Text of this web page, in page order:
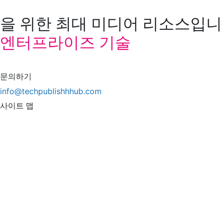
을 위한 최대 미디어 리소스입
엔터프라이즈 기술
문의하기
info@techpublishhhub.com
사이트 맵